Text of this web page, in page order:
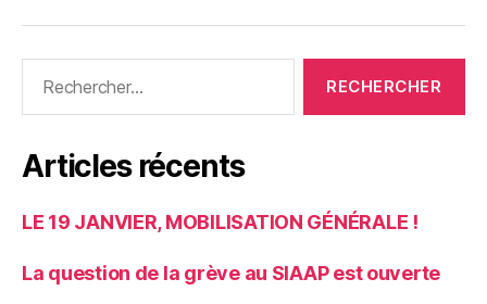
Articles récents
LE 19 JANVIER, MOBILISATION GÉNÉRALE !
La question de la grève au SIAAP est ouverte